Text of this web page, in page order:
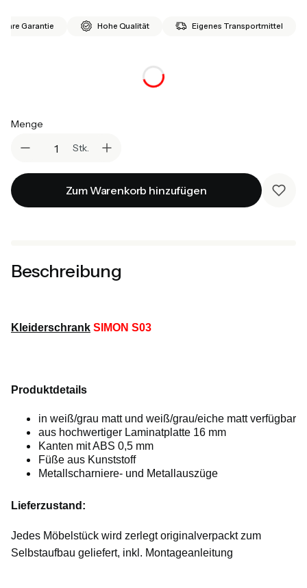
Garantie Hohe Qualität Eigenes Transportmittel
Menge
Stk.
Zum Warenkorb hinzufügen
Beschreibung
Kleiderschrank SIMON S03
Produktdetails
in weiß/grau matt und weiß/grau/eiche matt verfügbar
aus hochwertiger Laminatplatte 16 mm
Kanten mit ABS 0,5 mm
Füße aus Kunststoff
Metallscharniere- und Metallauszüge
Lieferzustand:
Jedes Möbelstück wird zerlegt originalverpackt zum
Selbstaufbau geliefert, inkl. Montageanleitung